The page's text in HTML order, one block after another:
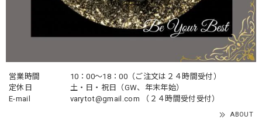
営業時間
10：00〜18：00（ご注文は２４時間受付）
定休日
土・日・祝日（GW、年末年始）
E-mail
varytot@gmail.com （２４時間受付受付）
ABOUT